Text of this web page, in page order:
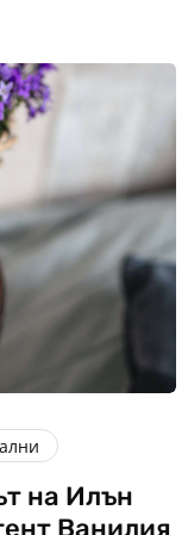
на Илън